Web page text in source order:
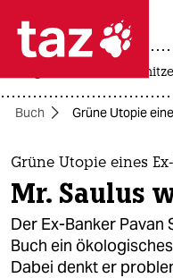
 taz
themen
politik
öko
hitze
Buch Grüne Utopie
Grüne Utopie eines
Mr. Saulus
Der Ex-Banker
Buch ein
Dabei denkt er